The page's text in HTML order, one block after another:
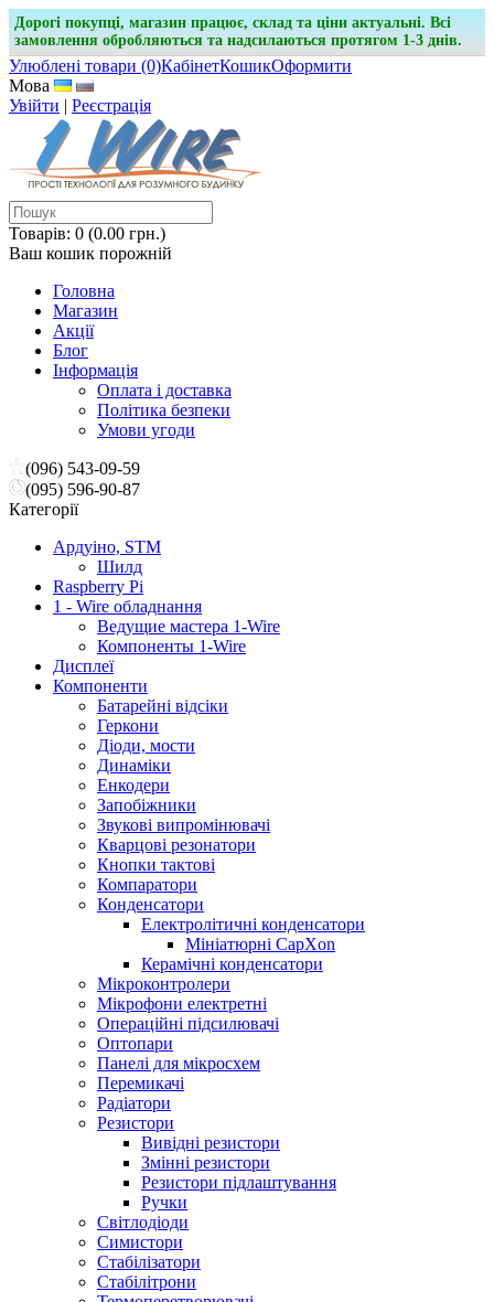
Дорогі покупці, магазин працює, склад та ціни актуальні. Всі
замовлення обробляються та надсилаються протягом 1-3 днів.
Улюблені товари (0)КабінетКошикОформити
Мова
Увійти | Реєстрація
Товарів: 0 (0.00 грн.)
Ваш кошик порожній
Головна
Магазин
Акції
Блог
Інформація
Оплата і доставка
Політика безпеки
Умови угоди
(096) 543-09-59
(095) 596-90-87
Категорії
Ардуіно, STM
Шилд
Raspberry Pi
1 - Wire обладнання
Ведущие мастера 1-Wire
Компоненты 1-Wire
Дисплеї
Компоненти
Батарейні відсіки
Геркони
Діоди, мости
Динаміки
Енкодери
Запобіжники
Звукові випромінювачі
Кварцові резонатори
Кнопки тактові
Компаратори
Конденсатори
Електролітичні конденсатори
Мініатюрні CapXon
Керамічні конденсатори
Мікроконтролери
Мікрофони електретні
Операційні підсилювачі
Оптопари
Панелі для мікросхем
Перемикачі
Радіатори
Резистори
Вивідні резистори
Змінні резистори
Резистори підлаштування
Ручки
Світлодіоди
Симистори
Стабілізатори
Стабілітрони